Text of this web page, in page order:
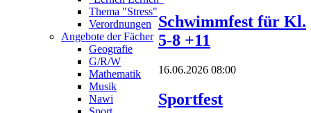
Thema "Stress"
Verordnungen
Angebote der Fächer
Geografie
G/R/W
Mathematik
Musik
Nawi
Schwimmfest für Kl.
5-8 +11
16.06.2026 08:00
Sportfest